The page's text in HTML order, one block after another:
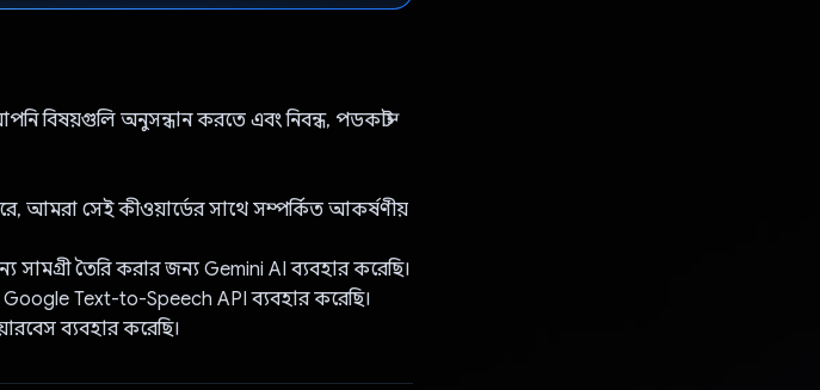
বিষয়গুলি অনুসন্ধান করতে এবং নিবন্ধ, পডকাস্ট
আমরা সেই কীওয়ার্ডের সাথে সম্পর্কিত আকর্ষণীয়
তৈরি করার জন্য Gemini AI ব্যবহার করেছি।
Text-to-Speech API ব্যবহার করেছি।
ব্যবহার করেছি।